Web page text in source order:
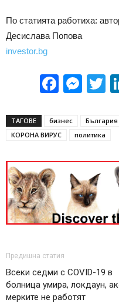
По статията работиха:
Десислава Попова
investor.bg
ТАГОВЕ бизнес България
КОРОНА ВИРУС
политика
Предишна статия
Всеки седми с COVID-19 в
болница умира, локдаун,
мерките не работят